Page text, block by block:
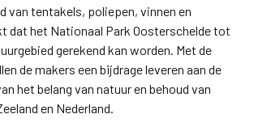
van tentakels, poliepen, vinnen en
dat het Nationaal Park Oosterschelde tot
gerekend kan worden. Met de
de makers een bijdrage leveren aan de
het belang van natuur en behoud van
en Nederland.